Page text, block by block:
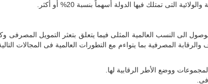
التى تمتلك فيها الدولة أسهماً بنسبة 20% أو أكثر.
الى النسب العالمية المثلى فيما يتعلق بتعثر التمويل المصرفى
المصرفية بما يتواءم مع التطورات العالمية فى المجالات
ووضع الأطر الرقابية لها.